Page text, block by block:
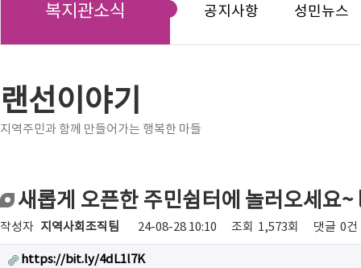
복지관소식 공지사항 성민뉴스
랜선이야기
지역주민과 함께 만들어가는 행복한 마들
새롭게 오픈한 주민쉼터에 놀러오세요
작성자 지역사회조직팀 24-08-28 10:10 조회 1,573회 댓글 0건
https://bit.ly/4dL1l7K